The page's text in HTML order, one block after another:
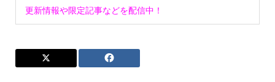
更新情報や限定記事などを配信中！